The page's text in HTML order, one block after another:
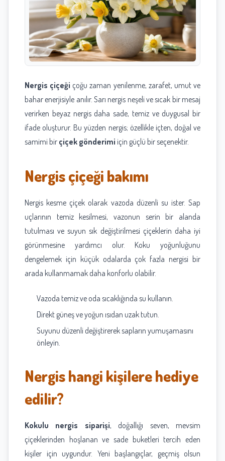
Nergis çiçeği çoğu zaman yenilenme, zarafet, umut ve
bahar enerjisiyle anılır. Sarı nergis neşeli ve sıcak bir mesaj
verirken beyaz nergis daha sade, temiz ve duygusal bir
ifade oluşturur. Bu yüzden nergis; özellikle içten, doğal ve
samimi bir çiçek gönderimi için güçlü bir seçenektir.
Nergis çiçeği bakımı
Nergis kesme çiçek olarak vazoda düzenli su ister. Sap
uçlarının temiz kesilmesi, vazonun serin bir alanda
tutulması ve suyun sık değiştirilmesi çiçeklerin daha iyi
görünmesine yardımcı olur. Koku yoğunluğunu
dengelemek için küçük odalarda çok fazla nergisi bir
arada kullanmamak daha konforlu olabilir.
Vazoda temiz ve oda sıcaklığında su kullanın.
Direkt güneş ve yoğun ısıdan uzak tutun.
Suyunu düzenli değiştirerek sapların yumuşamasını
önleyin.
Nergis hangi kişilere hediye
edilir?
Kokulu nergis siparişi, doğallığı seven, mevsim
çiçeklerinden hoşlanan ve sade buketleri tercih eden
kişiler için uygundur. Yeni başlangıçlar, geçmiş olsun